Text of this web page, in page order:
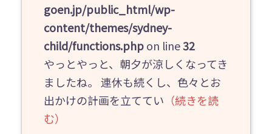
goen.jp/public_html/wp-
content/themes/sydney-
child/functions.phpon line32
やっとやっと、朝夕が涼しくなってき
ましたね。 連休も続くし、色々とお
出かけの計画を立ててい （続きを読
む）